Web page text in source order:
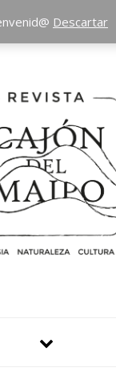
Descartar